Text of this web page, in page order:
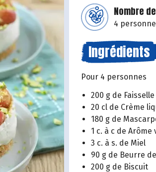
Nombre
4
Ingrédients
Pour 4 personnes
200 g de Faisselle
20 cl de Crème
180 g de
1 c. à c de Arôme
3 c. à s. de Miel
90 g de Beurre
200 g de Biscuit